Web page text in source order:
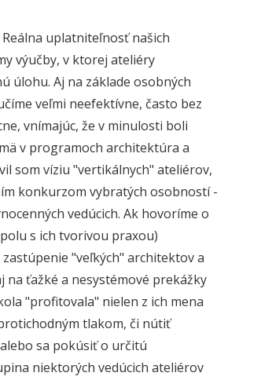
uplatniteľnosť našich
výučby, v ktorej ateliéry
úlohu. Aj na základe osobných
veľmi neefektívne, často bez
vnímajúc, že v minulosti boli
v programoch architektúra a
som víziu "vertikálnych" ateliérov,
konkurzom vybratých osobností -
vedúcich. Ak hovoríme o
s ich tvorivou praxou)
"veľkých" architektov a
na ťažké a nesystémové prekážky
"profitovala" nielen z ich mena
tlakom, či nútiť
sa pokúsiť o určitú
niektorých vedúcich ateliérov